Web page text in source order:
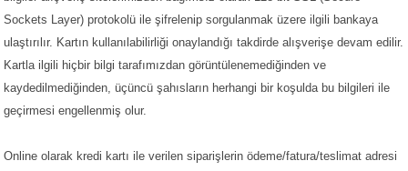
Sockets Layer) protokolü ile şifrelenip sorgulanmak üzere ilgili bankaya
ulaştırılır. Kartın kullanılabilirliği onaylandığı takdirde alışverişe devam edilir.
Kartla ilgili hiçbir bilgi tarafımızdan görüntülenemediğinden ve
kaydedilmediğinden, üçüncü şahısların herhangi bir koşulda bu bilgileri ile
geçirmesi engellenmiş olur.
Online olarak kredi kartı ile verilen siparişlerin ödeme/fatura/teslimat adresi